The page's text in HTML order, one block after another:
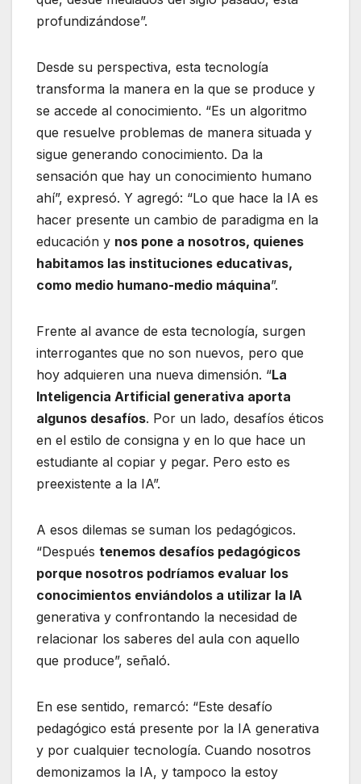
profundizándose”.
Desde su perspectiva, esta tecnología
transforma la manera en la que se produce y
se accede al conocimiento. “Es un algoritmo
que resuelve problemas de manera situada y
sigue generando conocimiento. Da la
sensación que hay un conocimiento humano
ahí”, expresó. Y agregó: “Lo que hace la IA es
hacer presente un cambio de paradigma en la
educación y nos pone a nosotros, quienes
habitamos las instituciones educativas,
como medio humano-medio máquina”.
Frente al avance de esta tecnología, surgen
interrogantes que no son nuevos, pero que
hoy adquieren una nueva dimensión. “La
Inteligencia Artificial generativa aporta
algunos desafíos. Por un lado, desafíos éticos
en el estilo de consigna y en lo que hace un
estudiante al copiar y pegar. Pero esto es
preexistente a la IA”.
A esos dilemas se suman los pedagógicos.
“Después tenemos desafíos pedagógicos
porque nosotros podríamos evaluar los
conocimientos enviándolos a utilizar la IA
generativa y confrontando la necesidad de
relacionar los saberes del aula con aquello
que produce”, señaló.
En ese sentido, remarcó: “Este desafío
pedagógico está presente por la IA generativa
y por cualquier tecnología. Cuando nosotros
demonizamos la IA, y tampoco la estoy